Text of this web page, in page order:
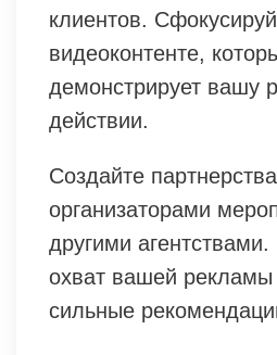
клиентов.
видеоконтенте,
демонстрирует вашу
действии.
Создайте
организаторами
другими
охват вашей рекламы
сильные